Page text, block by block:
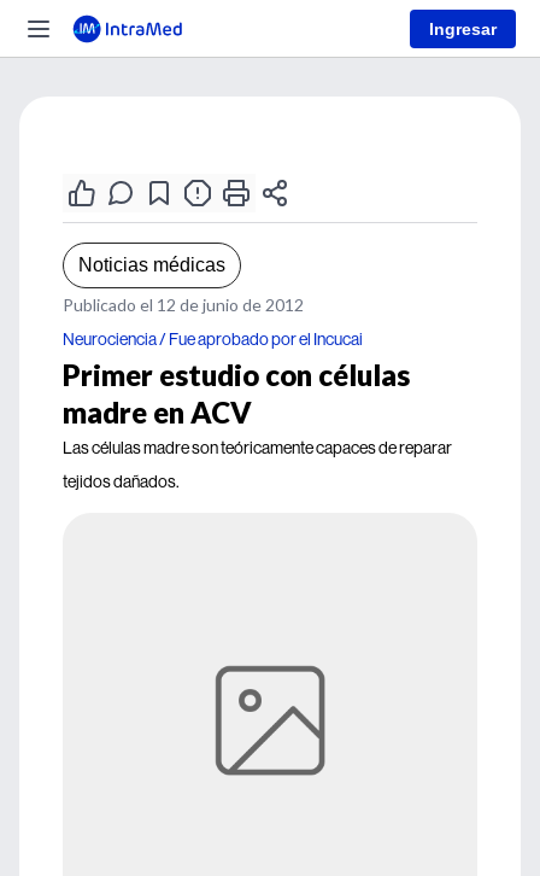
Ingresar
Noticias médicas
Publicado el 12 de junio de 2012
Neurociencia / Fue aprobado por el Incucai
Primer estudio con células
madre en ACV
Las células madre son teóricamente capaces de reparar
tejidos dañados.